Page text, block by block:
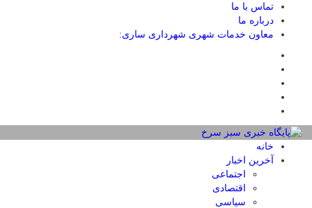
تماس با ما
درباره ما
معاون خدمات شهری شهرداری ساری:
خانه
آخرین اخبار
اجتماعی
اقتصادی
سیاسی